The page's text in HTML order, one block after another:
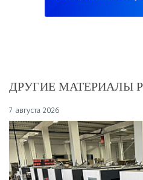
ДРУГИЕ МАТЕРИАЛЫ
7 августа 2026